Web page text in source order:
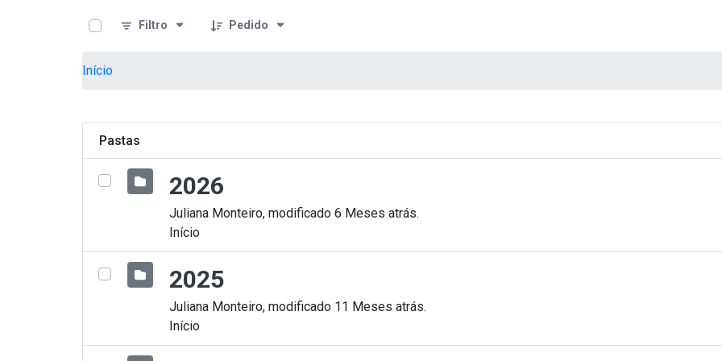
teste descricaoFiltro
Pedido
Início
Pastas
2026
Juliana Monteiro, modificado 6 Meses atrás.
Início
2025
Juliana Monteiro, modificado 11 Meses atrás.
Início